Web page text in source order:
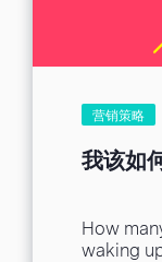
营销策略
我该如
How
waking